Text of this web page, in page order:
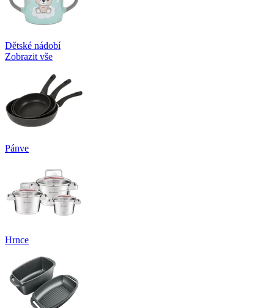
Dětské nádobí
Zobrazit vše
Pánve
Hrnce